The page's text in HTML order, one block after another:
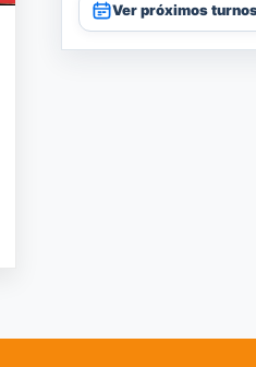
Ver próximos